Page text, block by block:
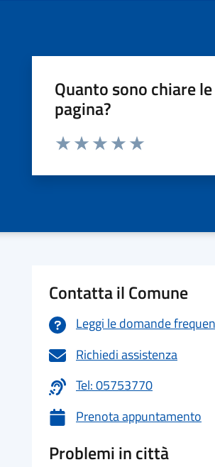
Quanto sono chiare
pagina?
Valuta da 1 a 5 stelle la pagina
Contatta il Comune
Leggi le domande
Richiedi assistenza
Tel: 05753770
Prenota appuntamento
Problemi in città